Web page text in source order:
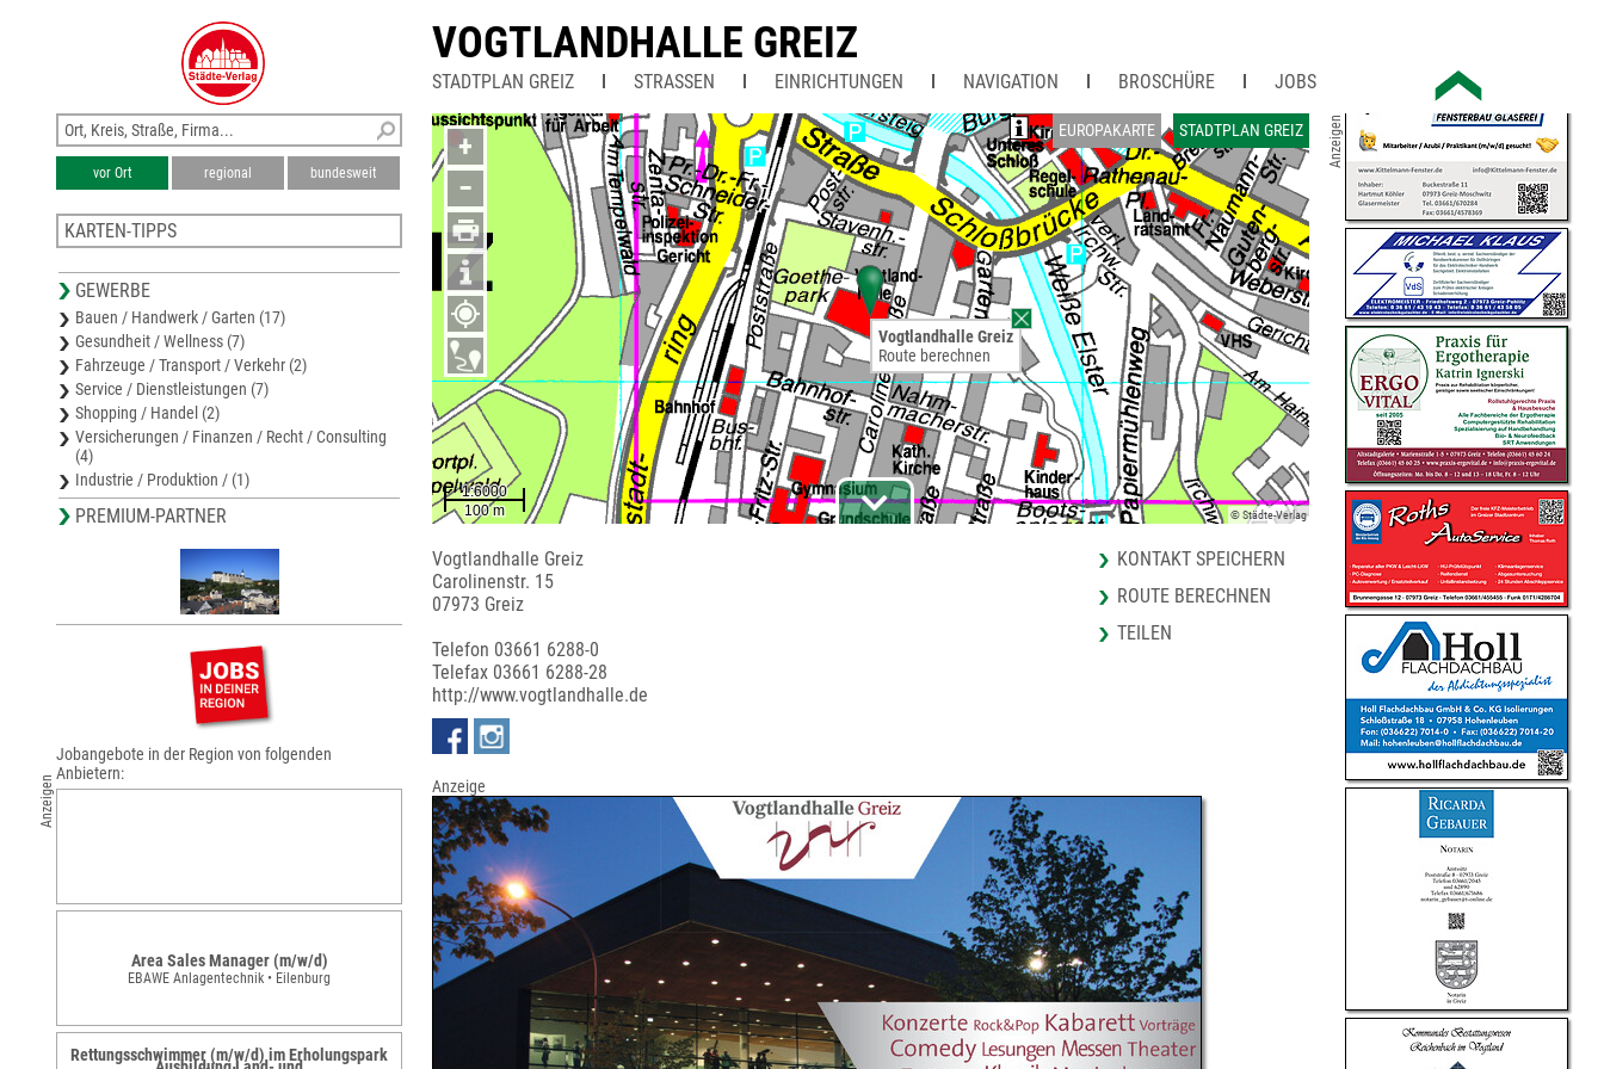
VOGTLANDHALLE GREIZ
STADTPLAN GREIZ STRASSEN EINRICHTUNGEN NAVIGATION BROSCHÜRE JOBS
EUROPAKARTE STADTPLAN GREIZ
+
−
© Städte-Verlag
Vogtlandhalle Greiz
Route berechnen
Vogtlandhalle Greiz
Carolinenstr. 15
07973 Greiz
Telefon 03661 6288-0
Telefax 03661 6288-28
http://www.vogtlandhalle.de
KONTAKT SPEICHERN
ROUTE BERECHNEN
TEILEN
Anzeige
vor Ort regional bundesweit
KARTEN-TIPPS
Stadtplan Reichenbach (Vogtl.)
Karte Vogtlandkreis
Stadtplan Plauen
Stadtplan Weida
GEWERBE
Bauen / Handwerk / Garten (17)
Gesundheit / Wellness (7)
Fahrzeuge / Transport / Verkehr (2)
Service / Dienstleistungen (7)
Shopping / Handel (2)
Versicherungen / Finanzen / Recht / Consulting
(4)
Industrie / Produktion / (1)
PREMIUM-PARTNER
Anzeigen
Jobangebote in der Region von folgenden
Anbietern:
Titel
Area Sales Manager (m/w/d)
EBAWE Anlagentechnik • Eilenburg
Rettungsschwimmer (m/w/d) im Erholungspark
Anzeigen